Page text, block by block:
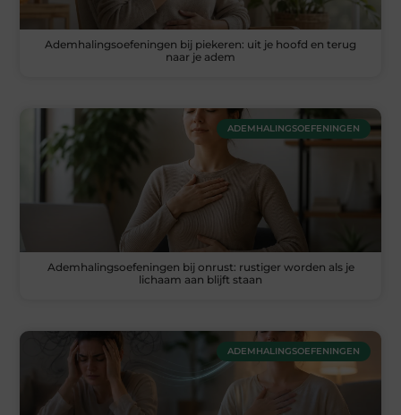
Ademhalingsoefeningen bij piekeren: uit je hoofd en terug
naar je adem
ADEMHALINGSOEFENINGEN
Ademhalingsoefeningen bij onrust: rustiger worden als je
lichaam aan blijft staan
ADEMHALINGSOEFENINGEN